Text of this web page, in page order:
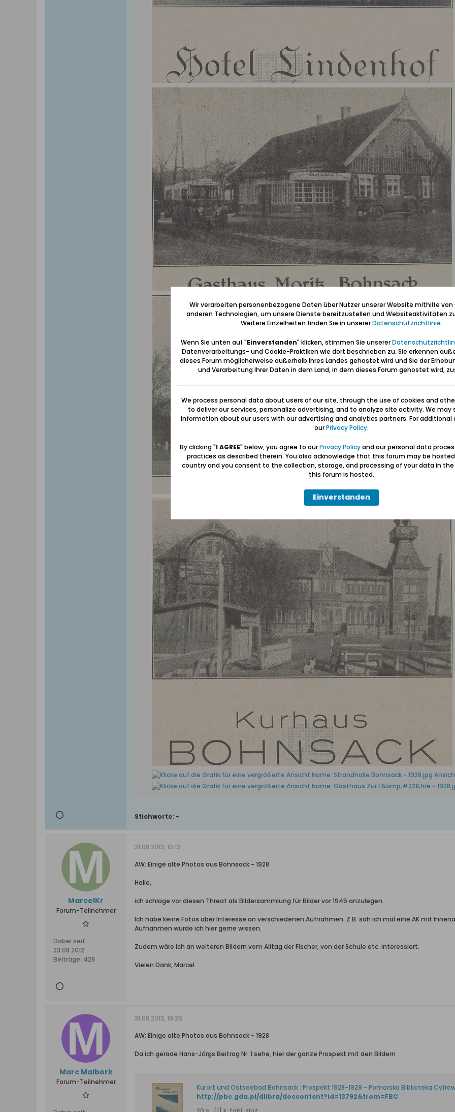
Stichworte: -
MarcelKr
Forum-Teilnehmer
Dabei seit:
23.08.2012
Beiträge: 428
31.08.2013, 10:13
AW: Einige alte Photos aus Bohnsack ~ 1928
Hallo,
ich schlage vor diesen Threat als Bildersammlung für Bilder vor 1945 anzulegen.
Ich habe keine Fotos aber Interesse an verschiedenen Aufnahmen. Z.B. sah ich mal eine AK mit
Aufnahmen würde ich hier gerne wissen.
Zudem wäre ich an weiteren Bildern vom Alltag der Fischer, von der Schule etc. interessiert.
Vielen Dank, Marcel
Marc Malbork
Forum-Teilnehmer
31.08.2013, 19:26
AW: Einige alte Photos aus Bohnsack ~ 1928
Da ich gerade Hans-Jörgs Beitrag Nr. 1 sehe, hier der ganze Prospekt mit den Bildern
Kurort und Ostseebad Bohnsack : Prospekt 1928-1929 - Pomorska Biblioteka
http://pbc.gda.pl/dlibra/doccontent?id=13792&from=FBC
Wir verarbeiten personenbezogene Daten über Nutzer unserer Website mithilfe von
anderen Technologien, um unsere Dienste bereitzustellen und Websiteaktivitäten
Weitere Einzelheiten finden Sie in unsererDatenschutzrichtlinie.
Wenn Sie unten auf "Einverstanden" klicken, stimmen Sie unserer
Datenverarbeitungs- und Cookie-Praktiken wie dort beschrieben zu. Sie erkennen
dieses Forum möglicherweise außerhalb Ihres Landes gehostet wird und Sie der
und Verarbeitung Ihrer Daten in dem Land, in dem dieses Forum gehostet wird,
We process personal data about users of our site, through the use of cookies and
to deliver our services, personalize advertising, and to analyze site activity. We may
information about our users with our advertising and analytics partners. For additional
ourPrivacy Policy.
By clicking "I AGREE" below, you agree to ourPrivacy Policyand our personal data
practices as described therein. You also acknowledge that this forum may be
country and you consent to the collection, storage, and processing of your data in
this forum is hosted.
Einverstanden